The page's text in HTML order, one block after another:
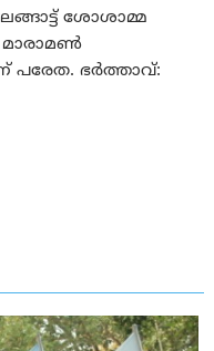
ശോശാമ്മ
മാരാമൺ
പരേത. ഭർത്താവ്: